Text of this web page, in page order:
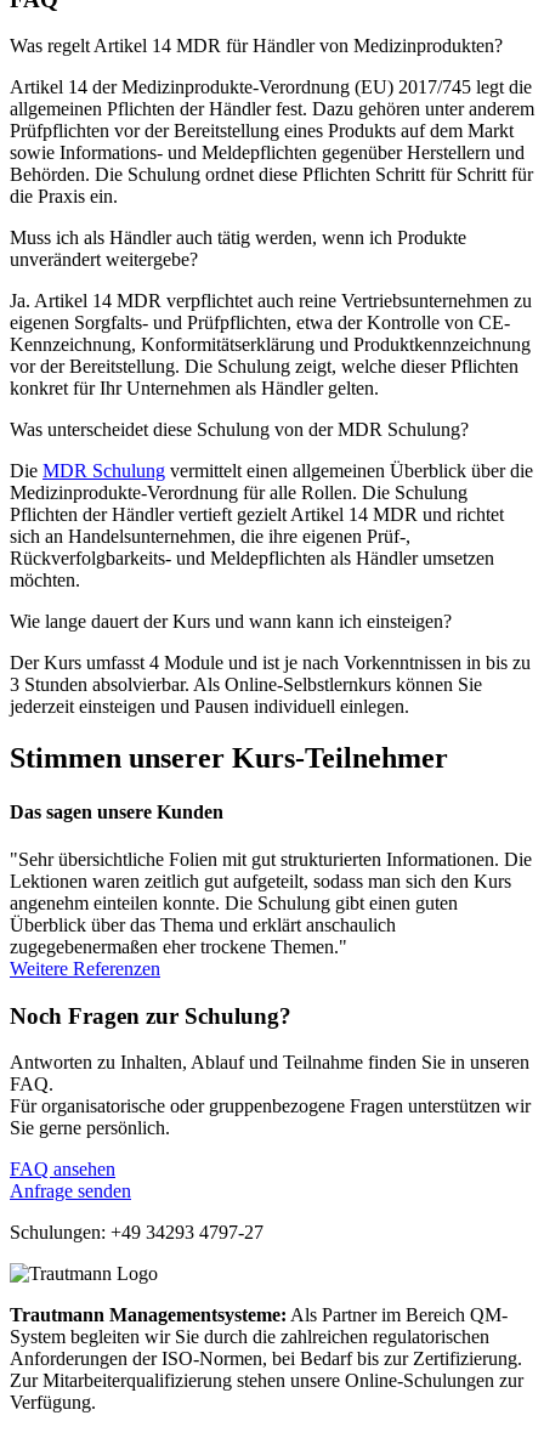
Was regelt Artikel 14 MDR für Händler von Medizinprodukten?
Artikel 14 der Medizinprodukte-Verordnung (EU) 2017/745 legt die
allgemeinen Pflichten der Händler fest. Dazu gehören unter anderem
Prüfpflichten vor der Bereitstellung eines Produkts auf dem Markt
sowie Informations- und Meldepflichten gegenüber Herstellern und
Behörden. Die Schulung ordnet diese Pflichten Schritt für Schritt für
die Praxis ein.
Muss ich als Händler auch tätig werden, wenn ich Produkte
unverändert weitergebe?
Ja. Artikel 14 MDR verpflichtet auch reine Vertriebsunternehmen zu
eigenen Sorgfalts- und Prüfpflichten, etwa der Kontrolle von CE-
Kennzeichnung, Konformitätserklärung und Produktkennzeichnung
vor der Bereitstellung. Die Schulung zeigt, welche dieser Pflichten
konkret für Ihr Unternehmen als Händler gelten.
Was unterscheidet diese Schulung von der MDR Schulung?
Die MDR Schulung vermittelt einen allgemeinen Überblick über die
Medizinprodukte-Verordnung für alle Rollen. Die Schulung
Pflichten der Händler vertieft gezielt Artikel 14 MDR und richtet
sich an Handelsunternehmen, die ihre eigenen Prüf-,
Rückverfolgbarkeits- und Meldepflichten als Händler umsetzen
möchten.
Wie lange dauert der Kurs und wann kann ich einsteigen?
Der Kurs umfasst 4 Module und ist je nach Vorkenntnissen in bis zu
3 Stunden absolvierbar. Als Online-Selbstlernkurs können Sie
jederzeit einsteigen und Pausen individuell einlegen.
Stimmen unserer Kurs-Teilnehmer
Das sagen unsere Kunden
"Sehr übersichtliche Folien mit gut strukturierten Informationen. Die
Lektionen waren zeitlich gut aufgeteilt, sodass man sich den Kurs
angenehm einteilen konnte. Die Schulung gibt einen guten
Überblick über das Thema und erklärt anschaulich
zugegebenermaßen eher trockene Themen."
Weitere Referenzen
Noch Fragen zur Schulung?
Antworten zu Inhalten, Ablauf und Teilnahme finden Sie in unseren
FAQ.
Für organisatorische oder gruppenbezogene Fragen unterstützen wir
Sie gerne persönlich.
FAQ ansehen
Anfrage senden
Schulungen: +49 34293 4797-27
Trautmann Managementsysteme: Als Partner im Bereich QM-
System begleiten wir Sie durch die zahlreichen regulatorischen
Anforderungen der ISO-Normen, bei Bedarf bis zur Zertifizierung.
Zur Mitarbeiterqualifizierung stehen unsere Online-Schulungen zur
Verfügung.